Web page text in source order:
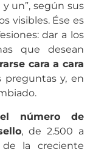
un”, según sus
visibles. Ése es
dar a los
que desean
cara a cara
preguntas y, en
número de
, de 2.500 a
la creciente